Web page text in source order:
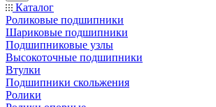
Каталог
Роликовые подшипники
Шариковые подшипники
Подшипниковые узлы
Высокоточные подшипники
Втулки
Подшипники скольжения
Ролики